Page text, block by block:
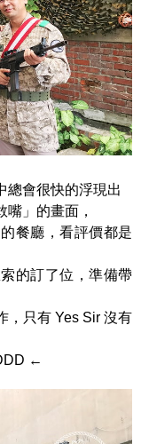
總會很快的浮現出
嘴」的畫面，
餐廳，看評價都是
的訂了位，準備帶
，只有 Yes Sir 沒有
←